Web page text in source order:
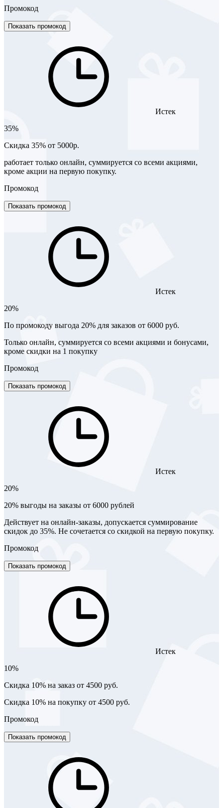
Промокод
Показать промокод
Истек
35%
Скидка 35% от 5000р.
работает только онлайн, суммируется со всеми акциями,
кроме акции на первую покупку.
Промокод
Показать промокод
Истек
20%
По промокоду выгода 20% для заказов от 6000 руб.
Только онлайн, суммируется со всеми акциями и бонусами,
кроме скидки на 1 покупку
Промокод
Показать промокод
Истек
20%
20% выгоды на заказы от 6000 рублей
Действует на онлайн-заказы, допускается суммирование
скидок до 35%. Не сочетается со скидкой на первую покупку.
Промокод
Показать промокод
Истек
10%
Скидка 10% на заказ от 4500 руб.
Скидка 10% на покупку от 4500 руб.
Промокод
Показать промокод